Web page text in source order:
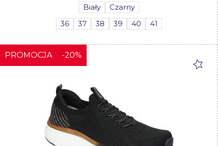
Biały
Czarny
36
37 38 39 40 41
PROMOCJA -20%